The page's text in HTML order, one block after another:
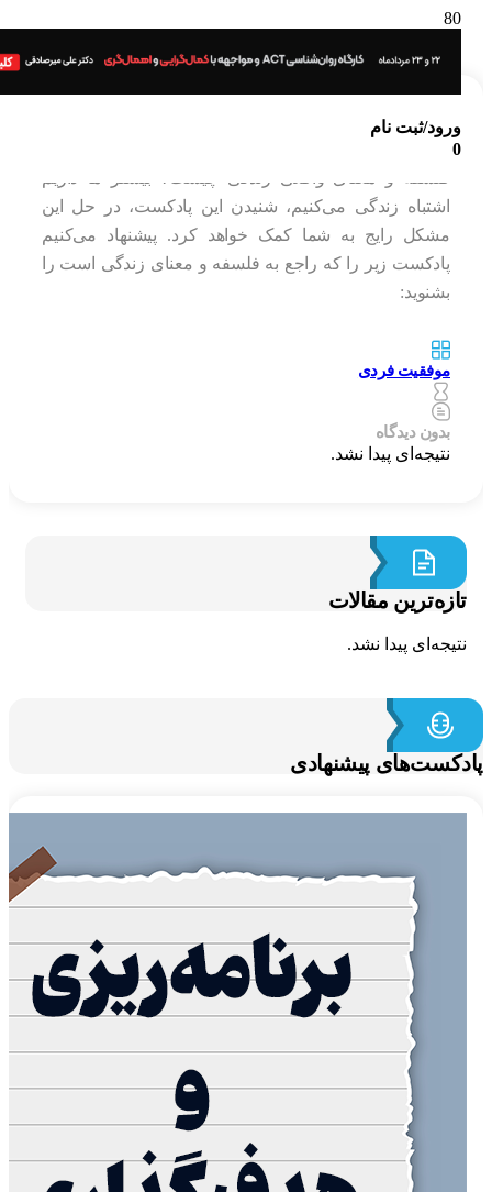
ورود/ثبت نام
فلسفه و معنای زندگی چیست؟
اشتباه زندگی می‌کنیم، شنیدن این پادکست، در حل این
مشکل رایج به شما کمک خواهد کرد. پیشنهاد می‌کنیم
پادکست زیر را که راجع به فلسفه و معنای زندگی است را
بشنوید:
موفقیت فردی
بدون دیدگاه
نتیجه‌ای پیدا نشد.
مقالات
پیدا نشد.
پیشنهادی